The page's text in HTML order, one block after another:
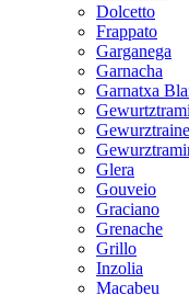
Dolcetto
Frappato
Garganega
Garnacha
Garnatxa
Glera
Gouveio
Graciano
Grenache
Grillo
Inzolia
Macabeu